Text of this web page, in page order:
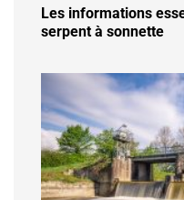
Les informations
serpent à sonnette